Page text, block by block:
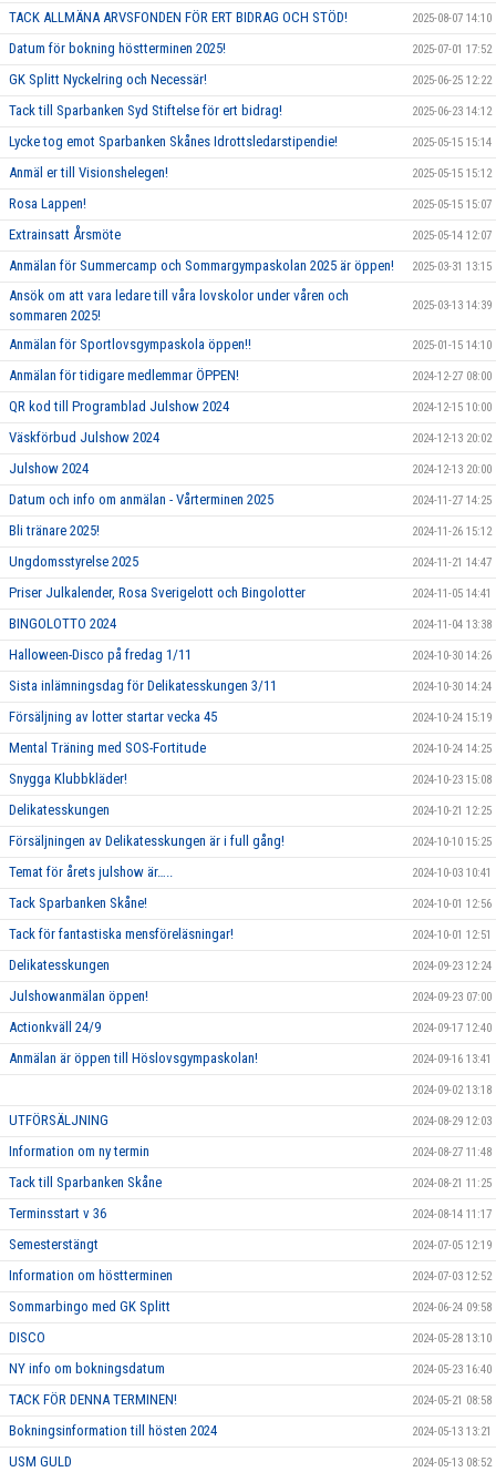
TACK ALLMÄNA ARVSFONDEN FÖR ERT BIDRAG OCH STÖD! 2025-08-07 14:10
Datum för bokning höstterminen 2025! 2025-07-01 17:52
GK Splitt Nyckelring och Necessär! 2025-06-25 12:22
Tack till Sparbanken Syd Stiftelse för ert bidrag! 2025-06-23 14:12
Lycke tog emot Sparbanken Skånes Idrottsledarstipendie! 2025-05-15 15:14
Anmäl er till Visionshelegen! 2025-05-15 15:12
Rosa Lappen! 2025-05-15 15:07
Extrainsatt Årsmöte 2025-05-14 12:07
Anmälan för Summercamp och Sommargympaskolan 2025 är öppen! 2025-03-31 13:15
Ansök om att vara ledare till våra lovskolor under våren och
sommaren 2025!
2025-03-13 14:39
Anmälan för Sportlovsgympaskola öppen!! 2025-01-15 14:10
Anmälan för tidigare medlemmar ÖPPEN! 2024-12-27 08:00
QR kod till Programblad Julshow 2024 2024-12-15 10:00
Väskförbud Julshow 2024 2024-12-13 20:02
Julshow 2024 2024-12-13 20:00
Datum och info om anmälan - Vårterminen 2025 2024-11-27 14:25
Bli tränare 2025! 2024-11-26 15:12
Ungdomsstyrelse 2025 2024-11-21 14:47
Priser Julkalender, Rosa Sverigelott och Bingolotter 2024-11-05 14:41
BINGOLOTTO 2024 2024-11-04 13:38
Halloween-Disco på fredag 1/11 2024-10-30 14:26
Sista inlämningsdag för Delikatesskungen 3/11 2024-10-30 14:24
Försäljning av lotter startar vecka 45 2024-10-24 15:19
Mental Träning med SOS-Fortitude 2024-10-24 14:25
Snygga Klubbkläder! 2024-10-23 15:08
Delikatesskungen 2024-10-21 12:25
Försäljningen av Delikatesskungen är i full gång! 2024-10-10 15:25
Temat för årets julshow är….. 2024-10-03 10:41
Tack Sparbanken Skåne! 2024-10-01 12:56
Tack för fantastiska mensföreläsningar! 2024-10-01 12:51
Delikatesskungen 2024-09-23 12:24
Julshowanmälan öppen! 2024-09-23 07:00
Actionkväll 24/9 2024-09-17 12:40
Anmälan är öppen till Höslovsgympaskolan! 2024-09-16 13:41
2024-09-02 13:18
UTFÖRSÄLJNING 2024-08-29 12:03
Information om ny termin 2024-08-27 11:48
Tack till Sparbanken Skåne 2024-08-21 11:25
Terminsstart v 36 2024-08-14 11:17
Semesterstängt 2024-07-05 12:19
Information om höstterminen 2024-07-03 12:52
Sommarbingo med GK Splitt 2024-06-24 09:58
DISCO 2024-05-28 13:10
NY info om bokningsdatum 2024-05-23 16:40
TACK FÖR DENNA TERMINEN! 2024-05-21 08:58
Bokningsinformation till hösten 2024 2024-05-13 13:21
USM GULD 2024-05-13 08:52